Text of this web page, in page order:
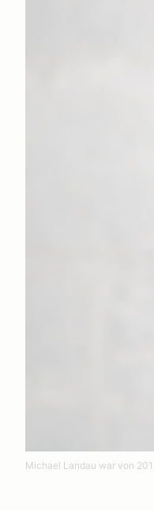
Michael Landau war von